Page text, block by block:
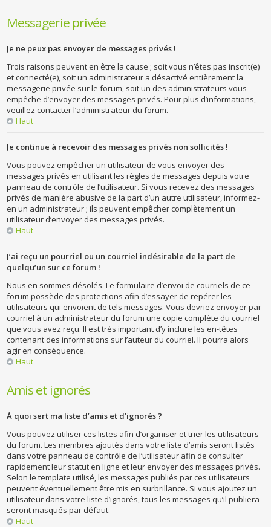
Messagerie privée
Je ne peux pas envoyer de messages privés !
Trois raisons peuvent en être la cause ; soit vous n’êtes pas inscrit(e)
et connecté(e), soit un administrateur a désactivé entièrement la
messagerie privée sur le forum, soit un des administrateurs vous
empêche d’envoyer des messages privés. Pour plus d’informations,
veuillez contacter l’administrateur du forum.
Haut
Je continue à recevoir des messages privés non sollicités !
Vous pouvez empêcher un utilisateur de vous envoyer des
messages privés en utilisant les règles de messages depuis votre
panneau de contrôle de l’utilisateur. Si vous recevez des messages
privés de manière abusive de la part d’un autre utilisateur, informez-
en un administrateur ; ils peuvent empêcher complètement un
utilisateur d’envoyer des messages privés.
Haut
J’ai reçu un pourriel ou un courriel indésirable de la part de
quelqu’un sur ce forum !
Nous en sommes désolés. Le formulaire d’envoi de courriels de ce
forum possède des protections afin d’essayer de repérer les
utilisateurs qui envoient de tels messages. Vous devriez envoyer par
courriel à un administrateur du forum une copie complète du courriel
que vous avez reçu. Il est très important d’y inclure les en-têtes
contenant des informations sur l’auteur du courriel. Il pourra alors
agir en conséquence.
Haut
Amis et ignorés
À quoi sert ma liste d’amis et d’ignorés ?
Vous pouvez utiliser ces listes afin d’organiser et trier les utilisateurs
du forum. Les membres ajoutés dans votre liste d’amis seront listés
dans votre panneau de contrôle de l’utilisateur afin de consulter
rapidement leur statut en ligne et leur envoyer des messages privés.
Selon le template utilisé, les messages publiés par ces utilisateurs
peuvent éventuellement être mis en surbrillance. Si vous ajoutez un
utilisateur dans votre liste d’ignorés, tous les messages qu’il publiera
seront masqués par défaut.
Haut